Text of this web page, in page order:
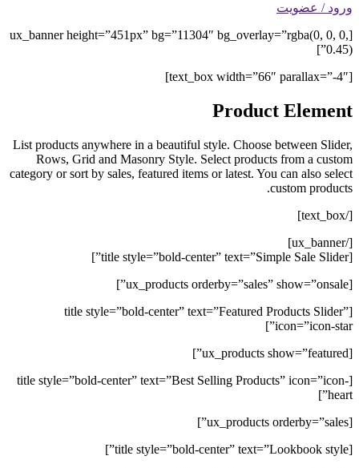
ورود / عضویت
[ux_banner height=”451px” bg=”11304″ bg_overlay=”rgba(0, 0, 0,
0.45)”]
[text_box width=”66″ parallax=”-4″]
Product Element
List products anywhere in a beautiful style. Choose between Slider,
Rows, Grid and Masonry Style. Select products from a custom
category or sort by sales, featured items or latest. You can also select
custom products.
[/text_box]
[/ux_banner]
[title style=”bold-center” text=”Simple Sale Slider”]
[ux_products orderby=”sales” show=”onsale”]
[title style=”bold-center” text=”Featured Products Slider”
icon=”icon-star”]
[ux_products show=”featured”]
[title style=”bold-center” text=”Best Selling Products” icon=”icon-
heart”]
[ux_products orderby=”sales”]
[title style=”bold-center” text=”Lookbook style”]